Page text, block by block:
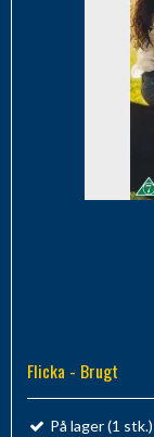
Flicka - Brugt
På lager (1 stk.)